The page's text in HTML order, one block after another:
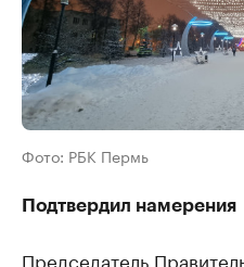
Фото: РБК Пермь
Подтвердил намерения
Председатель